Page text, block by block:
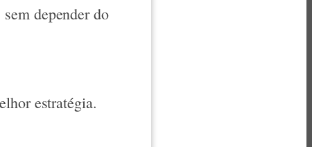
depender do
estratégia.